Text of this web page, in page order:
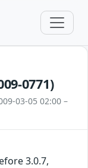
0771)
03-05 02:00 –
3.0.7,